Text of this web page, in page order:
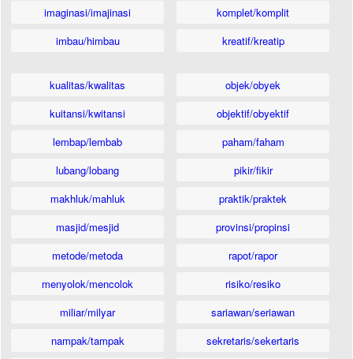
imaginasi/imajinasi
imbau/himbau
komplet/komplit
kreatif/kreatip
kualitas/kwalitas
kuitansi/kwitansi
lembap/lembab
lubang/lobang
makhluk/mahluk
masjid/mesjid
metode/metoda
menyolok/mencolok
miliar/milyar
nampak/tampak
objek/obyek
objektif/obyektif
paham/faham
pikir/fikir
praktik/praktek
provinsi/propinsi
rapot/rapor
risiko/resiko
sariawan/seriawan
sekretaris/sekertaris